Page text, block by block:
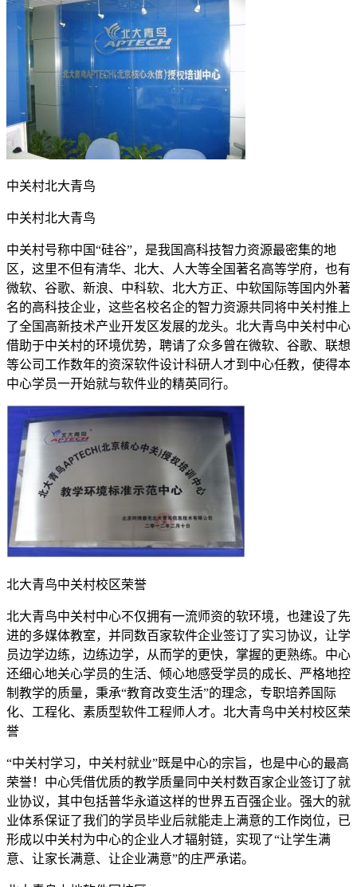
中关村北大青鸟
中关村北大青鸟
中关村号称中国“硅谷”，是我国高科技智力资源最密集的地
区，这里不但有清华、北大、人大等全国著名高等学府，也有
微软、谷歌、新浪、中科软、北大方正、中软国际等国内外著
名的高科技企业，这些名校名企的智力资源共同将中关村推上
了全国高新技术产业开发区发展的龙头。北大青鸟中关村中心
借助于中关村的环境优势，聘请了众多曾在微软、谷歌、联想
等公司工作数年的资深软件设计科研人才到中心任教，使得本
中心学员一开始就与软件业的精英同行。
北大青鸟中关村校区荣誉
北大青鸟中关村中心不仅拥有一流师资的软环境，也建设了先
进的多媒体教室，并同数百家软件企业签订了实习协议，让学
员边学边练，边练边学，从而学的更快，掌握的更熟练。中心
还细心地关心学员的生活、倾心地感受学员的成长、严格地控
制教学的质量，秉承“教育改变生活”的理念，专职培养国际
化、工程化、素质型软件工程师人才。北大青鸟中关村校区荣
誉
“中关村学习，中关村就业”既是中心的宗旨，也是中心的最高
荣誉！中心凭借优质的教学质量同中关村数百家企业签订了就
业协议，其中包括普华永道这样的世界五百强企业。强大的就
业体系保证了我们的学员毕业后就能走上满意的工作岗位，已
形成以中关村为中心的企业人才辐射链，实现了“让学生满
意、让家长满意、让企业满意”的庄严承诺。